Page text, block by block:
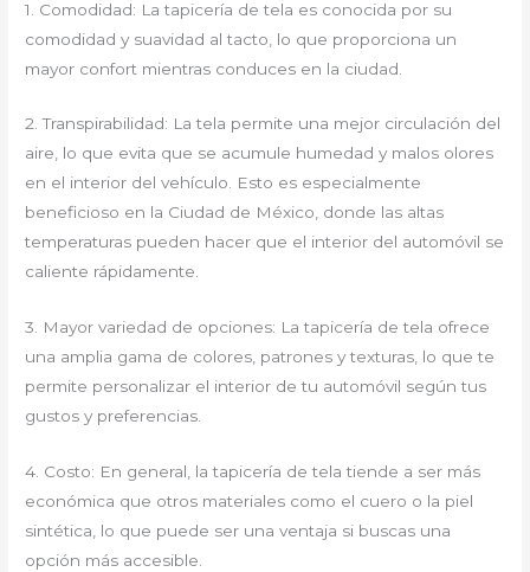
1. Comodidad: La tapicería de tela es conocida por su
comodidad y suavidad al tacto, lo que proporciona un
mayor confort mientras conduces en la ciudad.
2. Transpirabilidad: La tela permite una mejor circulación del
aire, lo que evita que se acumule humedad y malos olores
en el interior del vehículo. Esto es especialmente
beneficioso en la Ciudad de México, donde las altas
temperaturas pueden hacer que el interior del automóvil se
caliente rápidamente.
3. Mayor variedad de opciones: La tapicería de tela ofrece
una amplia gama de colores, patrones y texturas, lo que te
permite personalizar el interior de tu automóvil según tus
gustos y preferencias.
4. Costo: En general, la tapicería de tela tiende a ser más
económica que otros materiales como el cuero o la piel
sintética, lo que puede ser una ventaja si buscas una
opción más accesible.